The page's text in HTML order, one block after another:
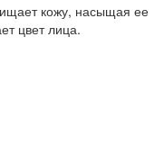
кожу, насыщая ее
цвет лица.